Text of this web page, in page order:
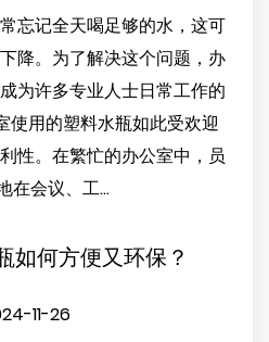
忘记全天喝足够的水，这可
降。为了解决这个问题，办
为许多专业人士日常工作的
使用的塑料水瓶如此受欢迎
性。在繁忙的办公室中，员
在会议、工...
如何方便又环保？
11-26